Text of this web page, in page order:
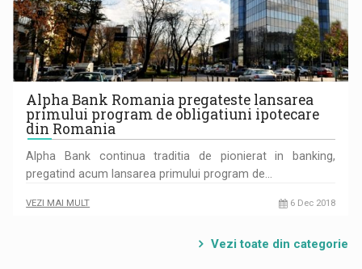
Alpha Bank Romania pregateste lansarea
primului program de obligatiuni ipotecare
din Romania
Alpha Bank continua traditia de pionierat in banking,
pregatind acum lansarea primului program de…
VEZI MAI MULT 6 Dec 2018
Vezi toate din categorie